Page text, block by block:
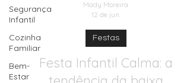
Segurança
Infantil
Cozinha
Familiar
Bem-
Estar
12 de jun.
Festas